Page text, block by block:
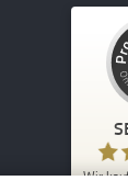
Wir
Wir
SEHR GUT
4,70
/
5,00